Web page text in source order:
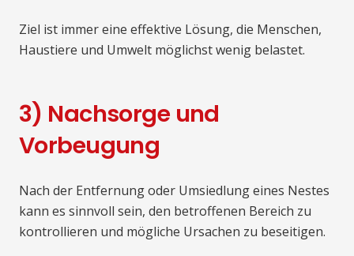
Ziel ist immer eine effektive Lösung, die Menschen,
Haustiere und Umwelt möglichst wenig belastet.
3) Nachsorge und
Vorbeugung
Nach der Entfernung oder Umsiedlung eines Nestes
kann es sinnvoll sein, den betroffenen Bereich zu
kontrollieren und mögliche Ursachen zu beseitigen.